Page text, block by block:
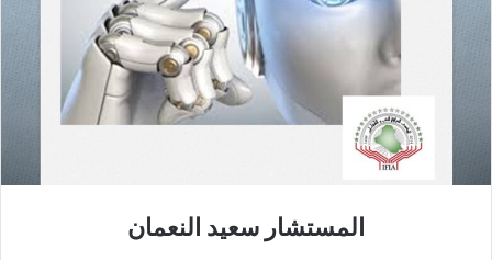
المستشار سعيد النعمان